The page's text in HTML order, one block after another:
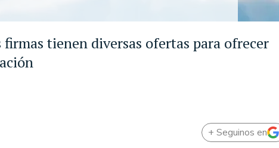
tienen diversas ofertas para ofrecer
+ Seguinos en